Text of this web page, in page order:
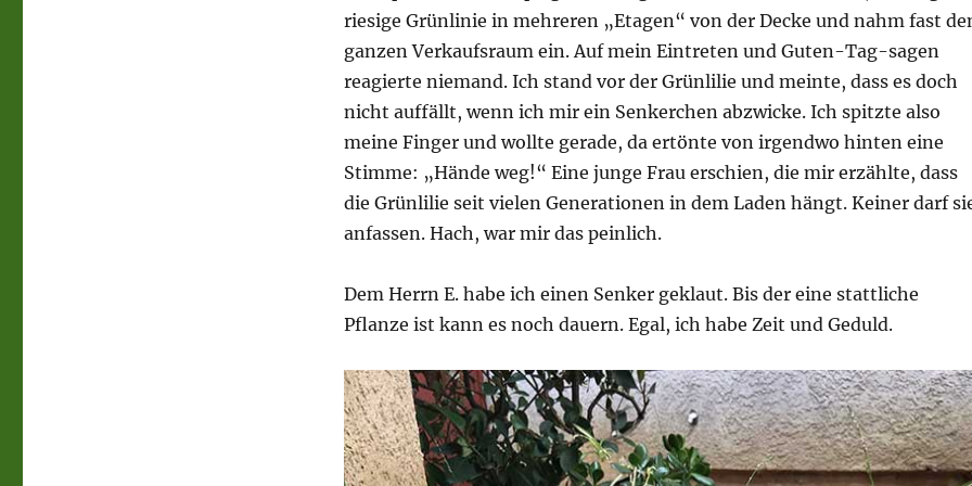
riesige Grünlinie in mehreren „Etagen“ von der Decke und nahm fast
ganzen Verkaufsraum ein. Auf mein Eintreten und Guten-Tag-sagen
reagierte niemand. Ich stand vor der Grünlilie und meinte, dass es doch
nicht auffällt, wenn ich mir ein Senkerchen abzwicke. Ich spitzte also
meine Finger und wollte gerade, da ertönte von irgendwo hinten eine
Stimme: „Hände weg!“ Eine junge Frau erschien, die mir erzählte, dass
die Grünlilie seit vielen Generationen in dem Laden hängt. Keiner darf
anfassen. Hach, war mir das peinlich.
Dem Herrn E. habe ich einen Senker geklaut. Bis der eine stattliche
Pflanze ist kann es noch dauern. Egal, ich habe Zeit und Geduld.